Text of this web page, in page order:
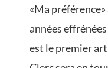
«Ma
années
est le premier